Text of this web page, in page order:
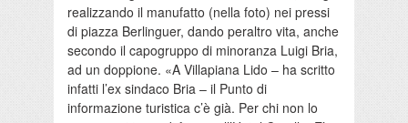
realizzando il manufatto (nella foto) nei pressi
di piazza Berlinguer, dando peraltro vita, anche
secondo il capogruppo di minoranza Luigi Bria,
ad un doppione. «A Villapiana Lido – ha scritto
infatti l’ex sindaco Bria – il Punto di
informazione turistica c’è già. Per chi non lo